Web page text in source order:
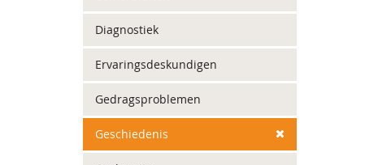
Diagnostiek
Ervaringsdeskundigen
Gedragsproblemen
Geschiedenis